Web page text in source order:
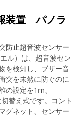
装置 パノラ
防止超音波センサー
ル）は、超音波セン
を検知し、ブザー音
突を未然に防ぐのに
の設定を1m、
替え式です。コント
グネット、センサー